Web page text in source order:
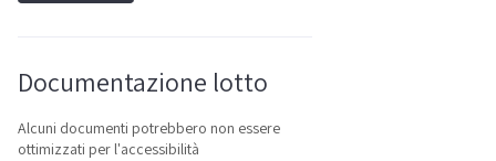
Documentazione lotto
Alcuni documenti potrebbero non essere
ottimizzati per l'accessibilità